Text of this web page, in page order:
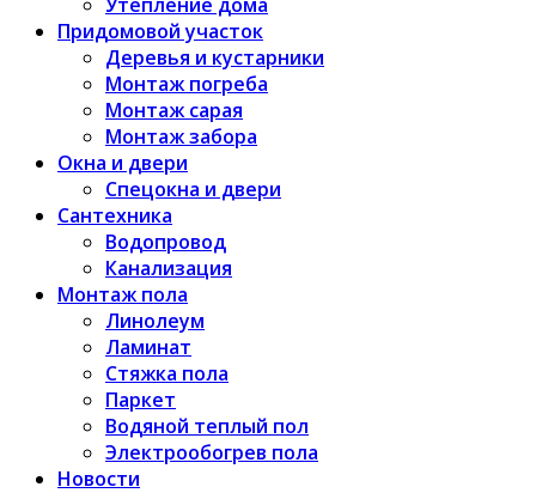
Придомовой участок
Деревья и кустарники
Монтаж погреба
Монтаж сарая
Монтаж забора
Окна и двери
Спецокна и двери
Сантехника
Водопровод
Канализация
Монтаж пола
Линолеум
Ламинат
Стяжка пола
Паркет
Водяной теплый пол
Электрообогрев пола
Новости